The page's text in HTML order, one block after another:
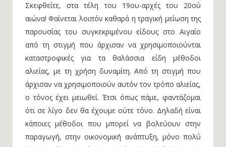
Σκεφθείτε, στα τέλη του 19ου-αρχές του 20ού
αιώνα! Φαίνεται λοιπόν καθαρά η τραγική μείωση της
παρουσίας του συγκεκριμένου είδους στο Αιγαίο
από τη στιγμή που άρχισαν να χρησιμοποιούνται
καταστροφικές για τα θαλάσσια είδη μέθοδοι
αλιείας, με τη χρήση δυναμίτη. Από τη στιγμή που
άρχισαν να χρησιμοποιούν αυτόν τον τρόπο αλιείας,
ο τόνος έχει μειωθεί. Έτσι όπως πάμε, φαντάζομαι
ότι σε λίγο δεν θα έχουμε ούτε τόνο. Δηλαδή είναι
κάποιες μέθοδοι που μπορεί να βολεύουν στην
παραγωγή, στην οικονομική ανάπτυξη, μόνο πολύ